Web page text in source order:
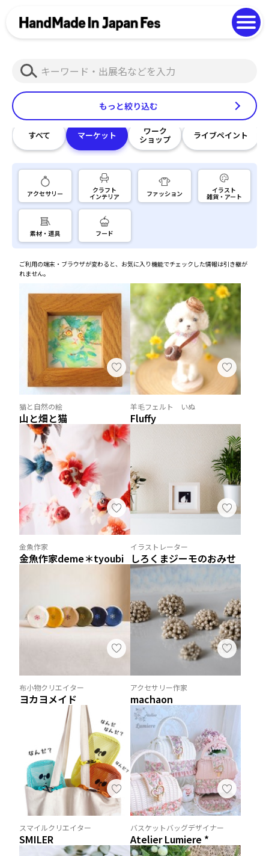
Photo Gallery
もっと絞り込む
検
索
すべて マーケット ワーク
ショップ ライブペイント
アクセサリー クラフト
インテリア ファッション イラスト
雑貨・アート
素材・道具 フード
ご利用の端末・ブラウザが変わると、お気に入り機能でチェックした情報は引き継が
れません。
猫と自然の絵
山と畑と猫
羊毛フェルト いぬ
Fluffy
金魚作家
金魚作家deme＊tyoubi
イラストレーター
しろくまジーモのおみせ
布小物クリエイター
ヨカヨメイド
アクセサリー作家
machaon
スマイルクリエイター
SMILER
バスケットバッグデザイナー
Atelier Lumiere *